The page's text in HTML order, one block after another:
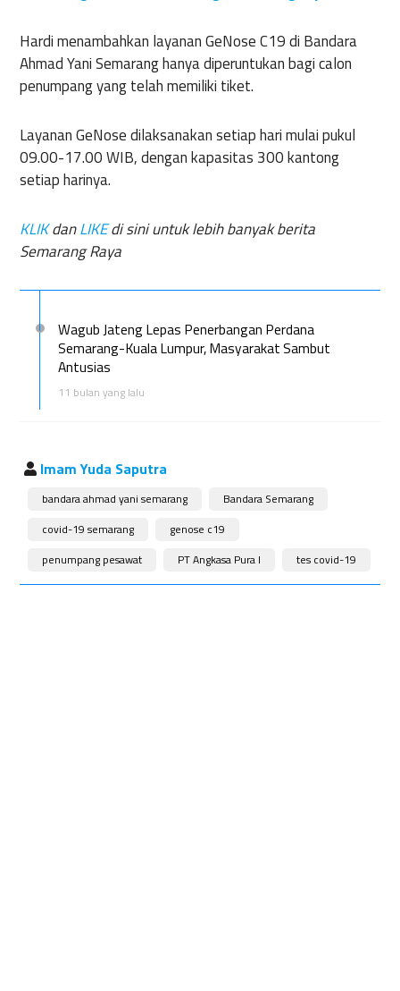
Hardi menambahkan layanan GeNose C19 di Bandara
Ahmad Yani Semarang hanya diperuntukan bagi calon
penumpang yang telah memiliki tiket.
Layanan GeNose dilaksanakan setiap hari mulai pukul
09.00-17.00 WIB, dengan kapasitas 300 kantong
setiap harinya.
KLIKdanLIKEdi sini untuk lebih banyak berita
Semarang Raya
Wagub Jateng Lepas Penerbangan Perdana
Semarang-Kuala Lumpur, Masyarakat Sambut
Antusias
11 bulan yang lalu
Imam Yuda Saputra
bandara ahmad yani semarang
Bandara Semarang
covid-19 semarang
genose c19
penumpang pesawat
PT Angkasa Pura I tes covid-19